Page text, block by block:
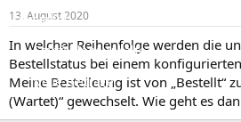
Aktuelles
Empfohlene Inhalte
Neue Beiträge
Neueste Aktivitäten
m
13. August 2020
In welcher Reihenfolge werden die
Bestellstatus bei einem
Meine Bestelleung ist von „Bestellt“
(Wartet)“ gewechselt. Wie geht es